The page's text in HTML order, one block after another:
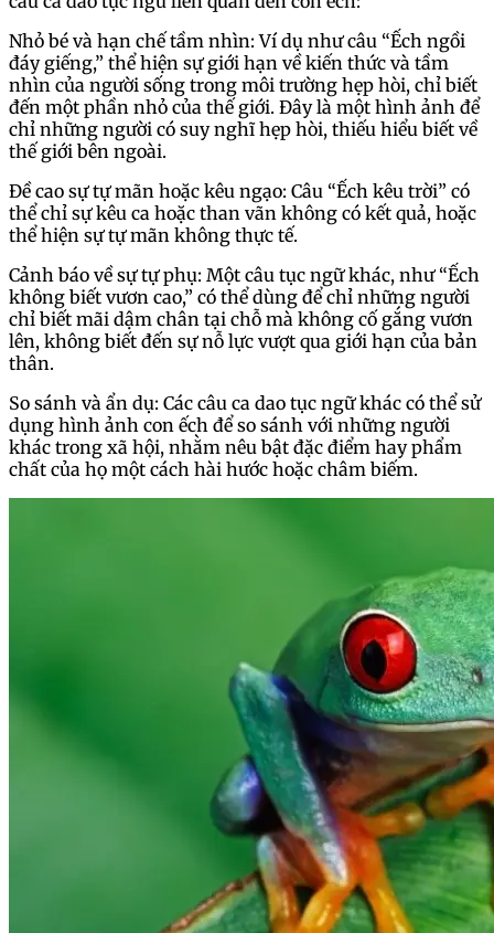
Nhỏ bé và hạn chế tầm nhìn: Ví dụ như câu “Ếch ngồi
đáy giếng,” thể hiện sự giới hạn về kiến thức và tầm
nhìn của người sống trong môi trường hẹp hòi, chỉ biết
đến một phần nhỏ của thế giới. Đây là một hình ảnh để
chỉ những người có suy nghĩ hẹp hòi, thiếu hiểu biết về
thế giới bên ngoài.
Đề cao sự tự mãn hoặc kêu ngạo: Câu “Ếch kêu trời” có
thể chỉ sự kêu ca hoặc than vãn không có kết quả, hoặc
thể hiện sự tự mãn không thực tế.
Cảnh báo về sự tự phụ: Một câu tục ngữ khác, như “Ếch
không biết vươn cao,” có thể dùng để chỉ những người
chỉ biết mãi dậm chân tại chỗ mà không cố gắng vươn
lên, không biết đến sự nỗ lực vượt qua giới hạn của bản
thân.
So sánh và ẩn dụ: Các câu ca dao tục ngữ khác có thể sử
dụng hình ảnh con ếch để so sánh với những người
khác trong xã hội, nhằm nêu bật đặc điểm hay phẩm
chất của họ một cách hài hước hoặc châm biếm.